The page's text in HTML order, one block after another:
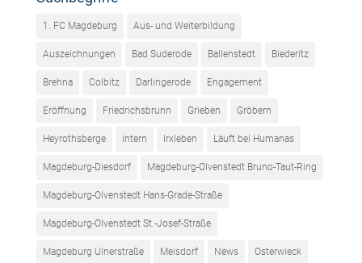
1. FC Magdeburg Aus- und Weiterbildung
Auszeichnungen Bad Suderode Ballenstedt Biederitz
Brehna Colbitz Darlingerode Engagement
Eröffnung Friedrichsbrunn Grieben Gröbern
Heyrothsberge intern Irxleben Läuft bei Humanas
Magdeburg-Diesdorf Magdeburg-Olvenstedt Bruno-Taut-Ring
Magdeburg-Olvenstedt Hans-Grade-Straße
Magdeburg-Olvenstedt St.-Josef-Straße
Magdeburg Ulnerstraße Meisdorf News Osterwieck